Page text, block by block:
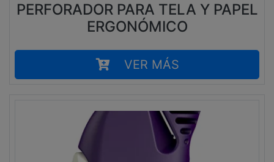
PERFORADOR PARA TELA Y PAPEL
ERGONÓMICO
VER MÁS